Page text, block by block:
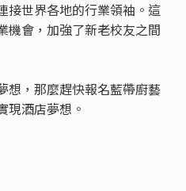
接世界各地的行業領袖。這
機會，加強了新老校友之間
想，那麼趕快報名藍帶廚藝
現酒店夢想。